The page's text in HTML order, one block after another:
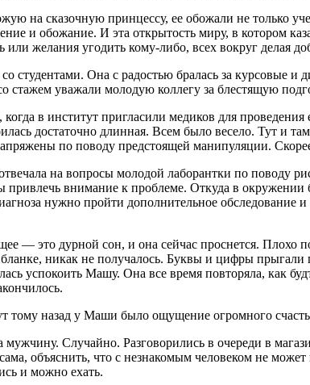
на сказочную принцессу, ее обожали не только
и обожание. И эта открытость миру, в котором
желания угодить кому-либо, всех вокруг делая
студентами. Она с радостью бралась за курсовые
стажем уважали молодую коллегу за блестящую
в институт пригласили медиков для
достаточно длинная. Всем было весело. Тут и
по поводу предстоящей манипуляции.
на вопросы молодой лаборантки по поводу
привлечь внимание к проблеме. Откуда в
нужно пройти дополнительное обследование
— это дурной сон, и она сейчас проснется. Плохо
никак не получалось. Буквы и цифры прыгали
успокоить Машу. Она все время повторяла, как
тому назад у Маши было ощущение огромного
мужчину. Случайно. Разговорились в очереди в
объяснить, что с незнакомым человеком не
и можно ехать.